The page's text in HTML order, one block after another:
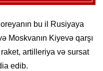
bu il Rusiyaya
Moskvanın Kiyevə qarşı
artilleriya və sursat
edib.